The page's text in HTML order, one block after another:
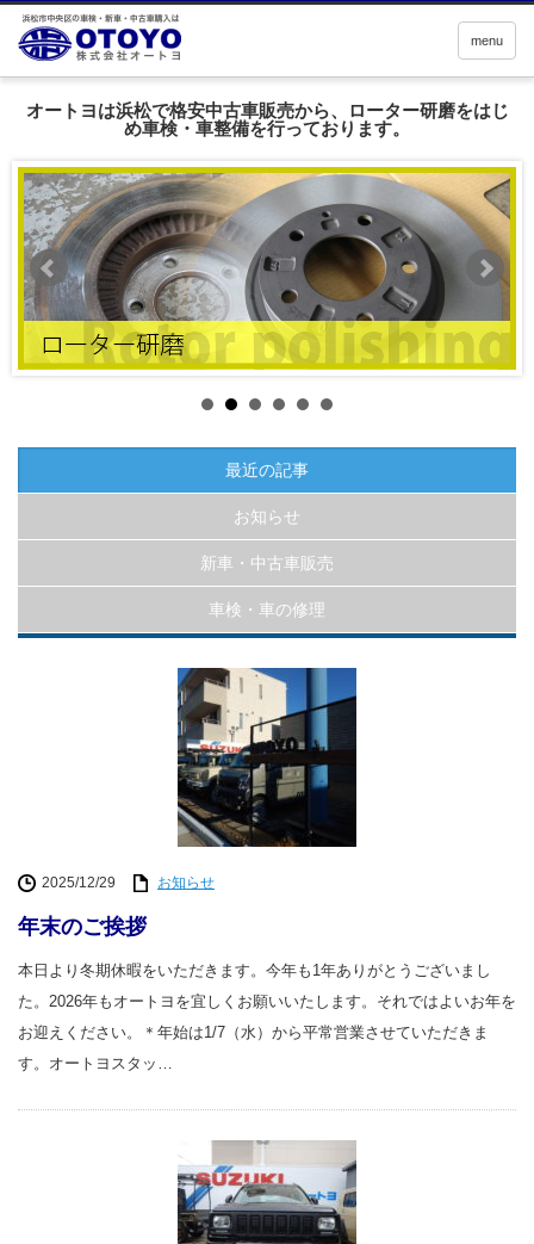
menu
オートヨは浜松で格安中古車販売から、ローター研磨をはじ
め車検・車整備を行っております。
ブレーキローター研磨
最近の記事
お知らせ
新車・中古車販売
車検・車の修理
2025/12/29 お知らせ
年末のご挨拶
本日より冬期休暇をいただきます。今年も1年ありがとうございまし
た。2026年もオートヨを宜しくお願いいたします。それではよいお年を
お迎えください。＊年始は1/7（水）から平常営業させていただきま
す。オートヨスタッ…